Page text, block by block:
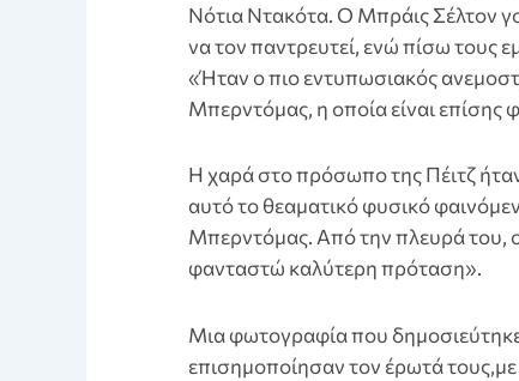
Νότια Ντακότα. Ο Μπράις Σέλτον
να τον παντρευτεί, ενώ πίσω τους
«Ήταν ο πιο εντυπωσιακός
Μπερντόμας, η οποία είναι επίσης
Η χαρά στο πρόσωπο της Πέιτζ
αυτό το θεαματικό φυσικό
Μπερντόμας. Από την πλευρά του,
φανταστώ καλύτερη πρόταση».
Μια φωτογραφία που
επισημοποίησαν τον έρωτά